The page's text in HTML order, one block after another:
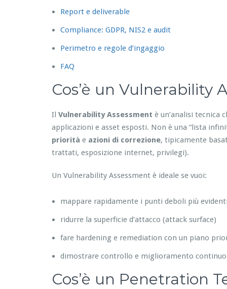
Report e deliverable
Compliance: GDPR, NIS2 e audit
Perimetro e regole d’ingaggio
FAQ
Cos’è un Vulnerability
Il Vulnerability Assessment è un’analisi tecnica
applicazioni e asset esposti. Non è una “lista
priorità e azioni di correzione, tipicamente
trattati, esposizione internet, privilegi).
Un Vulnerability Assessment è ideale se vuoi:
mappare rapidamente i punti deboli più
ridurre la superficie d’attacco (attack surface)
fare hardening e remediation con un piano
dimostrare controllo e miglioramento
Cos’è un Penetration